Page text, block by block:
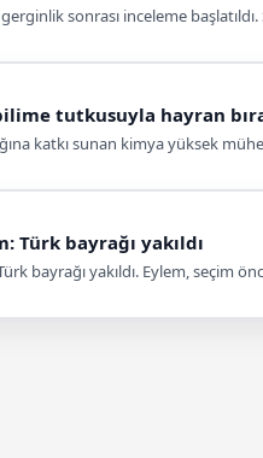
sonrası inceleme
tutkusuyla hayran
katkı sunan kimya yüksek
Türk bayrağı yakıldı
bayrağı yakıldı. Eylem,